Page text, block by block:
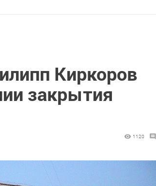
Киркоров
закрытия
1120